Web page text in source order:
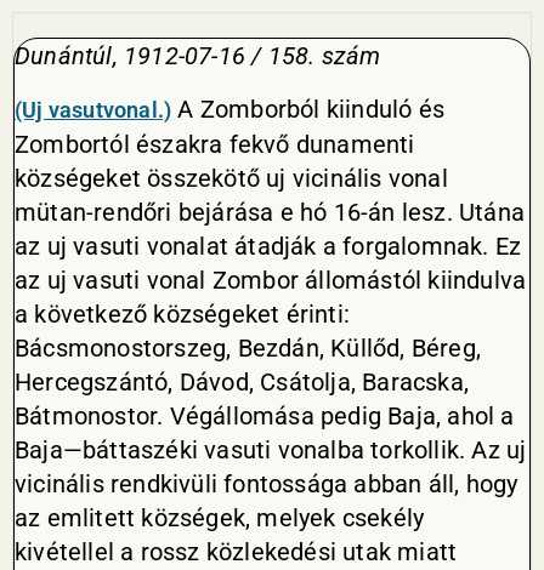
Dunántúl, 1912-07-16 / 158. szám
(Uj vasutvonal.) A Zomborból kiinduló és
Zombortól északra fekvő dunamenti
községeket összekötő uj vicinális vonal
mütan-rendőri bejárása e hó 16-án lesz. Utána
az uj vasuti vonalat átadják a forgalomnak. Ez
az uj vasuti vonal Zombor állomástól kiindulva
a következő községeket érinti:
Bácsmonostorszeg, Bezdán, Küllőd, Béreg,
Hercegszántó, Dávod, Csátolja, Baracska,
Bátmonostor. Végállomása pedig Baja, ahol a
Baja—báttaszéki vasuti vonalba torkollik. Az uj
vicinális rendkivüli fontossága abban áll, hogy
az emlitett községek, melyek csekély
kivétellel a rossz közlekedési utak miatt